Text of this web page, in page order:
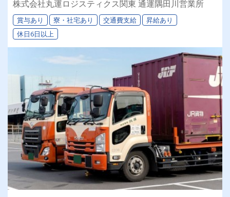
株式会社丸運ロジスティクス関東 通運隅田川営業所
賞与あり 寮・社宅あり 交通費支給
昇給あり
休日6日以上